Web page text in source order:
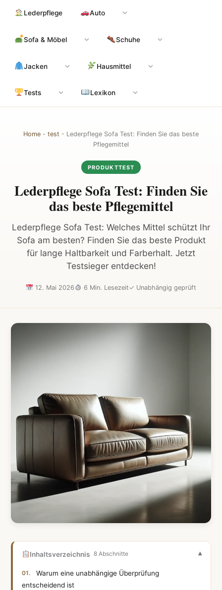
Inhalt
Lederpflege Auto
Sofa & Möbel Schuhe
Jacken Hausmittel
Tests Lexikon
Home - test - Lederpflege Sofa Test: Finden Sie das beste
Pflegemittel
PRODUKTTEST
Lederpflege Sofa Test: Finden Sie
das beste Pflegemittel
Lederpflege Sofa Test: Welches Mittel schützt Ihr
Sofa am besten? Finden Sie das beste Produkt
für lange Haltbarkeit und Farberhalt. Jetzt
Testsieger entdecken!
12. Mai 2026 6 Min. Lesezeit✓ Unabhängig geprüft
Inhaltsverzeichnis 8 Abschnitte
Warum eine unabhängige Überprüfung
entscheidend ist